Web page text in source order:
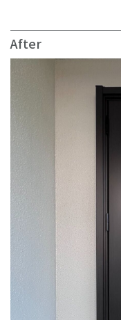
After